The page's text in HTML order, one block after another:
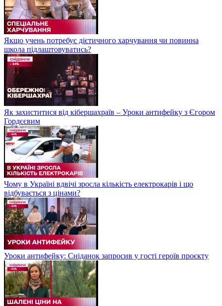
Якщо учень потребує дієтичного харчування чи повинна
школа підлаштовуватись?
Як захиститися від кібершахраїв – Уроки антифейку з Єгором
Гордєєвим
Чому в Україні вдвічі зросла кількість електрокарів і що
відбувається з цінами?
Уроки антифейку: Сніданок запросив у гості героїв проєкту